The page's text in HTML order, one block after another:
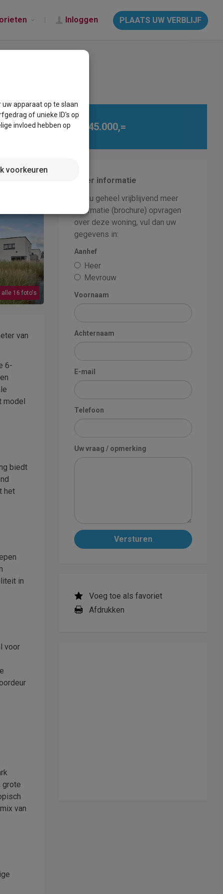
Inloggen PLAATS UW VERBLIJF
alle 16 foto's
van
6-
model
biedt
het
in
voor
grote
van
€ 245.000,=
Meer informatie
Wilt u geheel vrijblijvend meer
informatie (brochure) opvragen
over deze woning, vul dan uw
gegevens in:
Aanhef
Heer
Mevrouw
Voornaam
Achternaam
E-mail
Telefoon
Uw vraag / opmerking
Versturen
Voeg toe als favoriet
Afdrukken
apparaat op te slaan
of unieke ID's op
invloed hebben op
voorkeuren